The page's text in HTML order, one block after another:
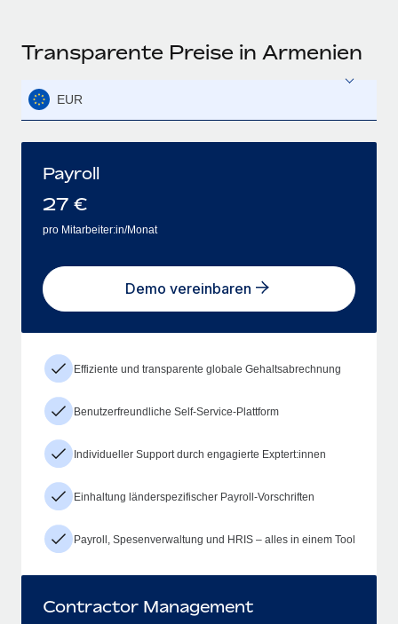
Transparente Preise in Armenien
EUR
Payroll
27 €
pro Mitarbeiter:in/Monat
Demo vereinbaren
Effiziente und transparente globale Gehaltsabrechnung
Benutzerfreundliche Self-Service-Plattform
Individueller Support durch engagierte Exptert:innen
Einhaltung länderspezifischer Payroll-Vorschriften
Payroll, Spesenverwaltung und HRIS – alles in einem Tool
Contractor Management